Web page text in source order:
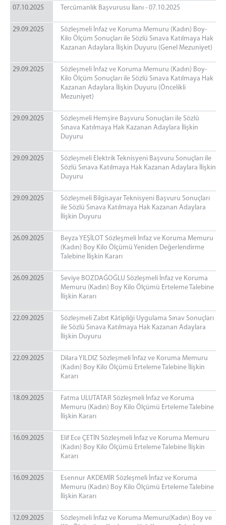
07.10.2025 Tercümanlık Başvurusu İlanı - 07.10.2025
29.09.2025
Sözleşmeli İnfaz ve Koruma Memuru (Kadın) Boy-
Kilo Ölçüm Sonuçları ile Sözlü Sınava Katılmaya Hak
Kazanan Adaylara İlişkin Duyuru (Genel Mezuniyet)
29.09.2025
Sözleşmeli İnfaz ve Koruma Memuru (Kadın) Boy-
Kilo Ölçüm Sonuçları ile Sözlü Sınava Katılmaya Hak
Kazanan Adaylara İlişkin Duyuru (Öncelikli
Mezuniyet)
29.09.2025
Sözleşmeli Hemşire Başvuru Sonuçları ile Sözlü
Sınava Katılmaya Hak Kazanan Adaylara İlişkin
Duyuru
29.09.2025
Sözleşmeli Elektrik Teknisyeni Başvuru Sonuçları ile
Sözlü Sınava Katılmaya Hak Kazanan Adaylara İlişkin
Duyuru
29.09.2025
Sözleşmeli Bilgisayar Teknisyeni Başvuru Sonuçları
ile Sözlü Sınava Katılmaya Hak Kazanan Adaylara
İlişkin Duyuru
26.09.2025
Beyza YEŞİLOT Sözleşmeli İnfaz ve Koruma Memuru
(Kadın) Boy Kilo Ölçümü Yeniden Değerlendirme
Talebine İlişkin Kararı
26.09.2025
Seviye BOZDAĞOĞLU Sözleşmeli İnfaz ve Koruma
Memuru (Kadın) Boy Kilo Ölçümü Erteleme Talebine
İlişkin Kararı
22.09.2025
Sözleşmeli Zabıt Kâtipliği Uygulama Sınav Sonuçları
ile Sözlü Sınava Katılmaya Hak Kazanan Adaylara
İlişkin Duyuru
22.09.2025
Dilara YILDIZ Sözleşmeli İnfaz ve Koruma Memuru
(Kadın) Boy Kilo Ölçümü Erteleme Talebine İlişkin
Kararı
18.09.2025
Fatma ULUTATAR Sözleşmeli İnfaz ve Koruma
Memuru (Kadın) Boy Kilo Ölçümü Erteleme Talebine
İlişkin Kararı
16.09.2025
Elif Ece ÇETİN Sözleşmeli İnfaz ve Koruma Memuru
(Kadın) Boy Kilo Ölçümü Erteleme Talebine İlişkin
Kararı
16.09.2025
Esennur AKDEMİR Sözleşmeli İnfaz ve Koruma
Memuru (Kadın) Boy Kilo Ölçümü Erteleme Talebine
İlişkin Kararı
12.09.2025
Sözleşmeli İnfaz ve Koruma Memuru(Kadın) Boy ve